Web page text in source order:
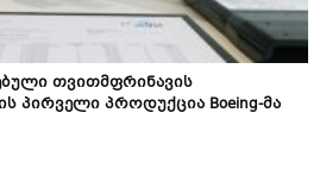
თვითმფრინავის
პირველი პროდუქცია Boeing-მა